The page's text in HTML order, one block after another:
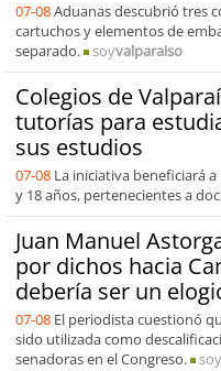
07-08Aduanas descubrió tres
cartuchos y elementos de
separado.
soyvalparaiso
Colegios de
tutorías para
sus estudios
07-08 La iniciativa beneficiará
y 18 años, pertenecientes a
Juan Manuel
por dichos hacia
debería ser un
07-08 El periodista cuestionó
sido utilizada como
senadoras en el Congreso.
soy